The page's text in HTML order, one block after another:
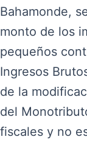
Bahamonde,
monto de los
pequeños
Ingresos
de la
del
fiscales y no